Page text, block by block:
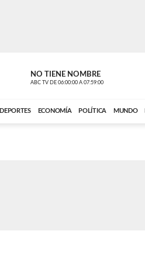
NO TIENE NOMBRE
ABC TV DE 06:00:00 A 07:59:00
DEPORTES ECONOMÍA POLÍTICA MUNDO